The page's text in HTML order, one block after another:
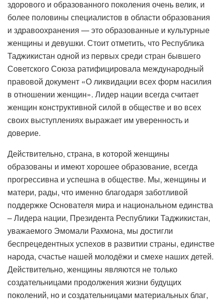
здорового и образованного поколения очень велик, и
более половины специалистов в области образования
и здравоохранения — это образованные и культурные
женщины и девушки. Стоит отметить, что Республика
Таджикистан одной из первых среди стран бывшего
Советского Союза ратифицировала международный
правовой документ «О ликвидации всех форм насилия
в отношении женщин». Лидер нации всегда считает
женщин конструктивной силой в обществе и во всех
своих выступлениях выражает им уверенность и
доверие.
Действительно, страна, в которой женщины
образованы и имеют хорошее образование, всегда
прогрессивна и успешна в обществе. Мы, женщины и
матери, рады, что именно благодаря заботливой
поддержке Основателя мира и национальном единства
– Лидера нации, Президента Республики Таджикистан,
уважаемого Эмомали Рахмона, мы достигли
беспрецедентных успехов в развитии страны, единстве
народа, счастье нашей молодёжи и смехе наших детей.
Действительно, женщины являются не только
создательницами продолжения жизни будущих
поколений, но и создательницами материальных благ,